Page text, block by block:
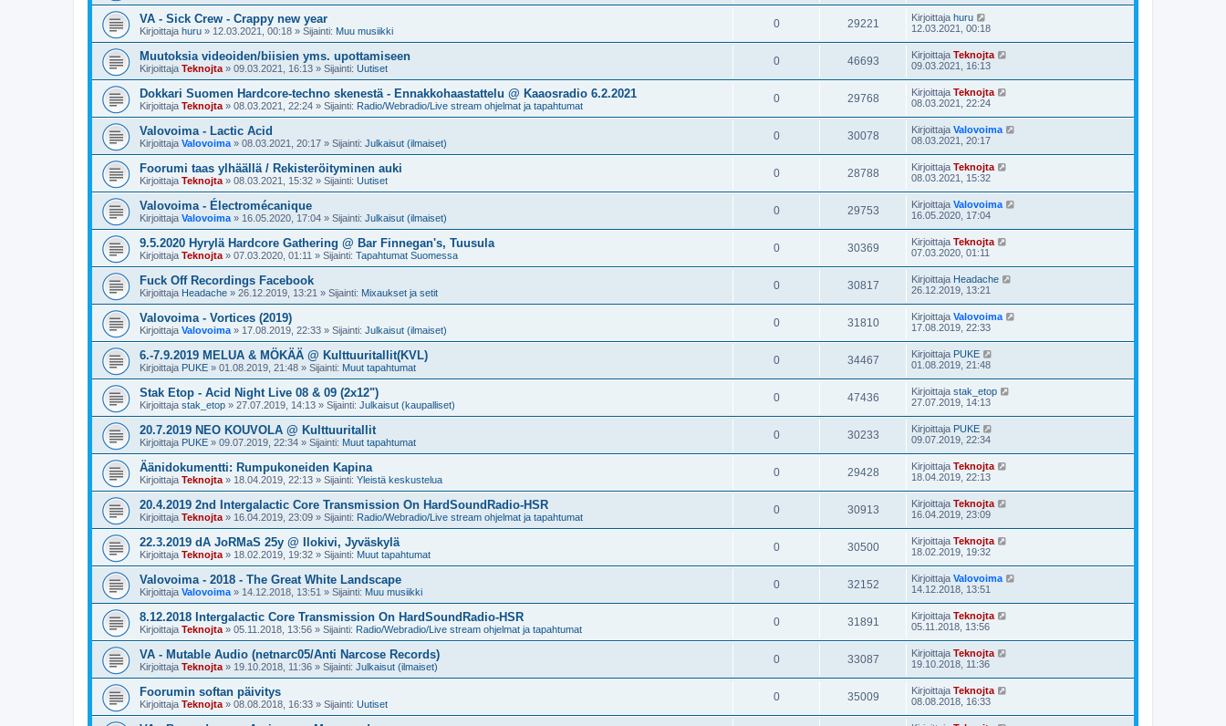
VA - Sick Crew - Crappy new year
Kirjoittaja huru » 12.03.2021, 00:18 » Sijainti: Muu musiikki
0 29221 Kirjoittaja huru
12.03.2021, 00:18
Muutoksia videoiden/biisien yms. upottamiseen
Kirjoittaja Teknojta » 09.03.2021, 16:13 » Sijainti: Uutiset
0 46693 Kirjoittaja Teknojta
09.03.2021, 16:13
Dokkari Suomen Hardcore-techno skenestä - Ennakkohaastattelu @ Kaaosradio 6.2.2021
Kirjoittaja Teknojta » 08.03.2021, 22:24 » Sijainti: Radio/Webradio/Live stream ohjelmat ja tapahtumat
0 29768 Kirjoittaja Teknojta
08.03.2021, 22:24
Valovoima - Lactic Acid
Kirjoittaja Valovoima » 08.03.2021, 20:17 » Sijainti: Julkaisut (ilmaiset)
0 30078 Kirjoittaja Valovoima
08.03.2021, 20:17
Foorumi taas ylhäällä / Rekisteröityminen auki
Kirjoittaja Teknojta » 08.03.2021, 15:32 » Sijainti: Uutiset
0 28788 Kirjoittaja Teknojta
08.03.2021, 15:32
Valovoima - Électromécanique
Kirjoittaja Valovoima » 16.05.2020, 17:04 » Sijainti: Julkaisut (ilmaiset)
0 29753 Kirjoittaja Valovoima
16.05.2020, 17:04
9.5.2020 Hyrylä Hardcore Gathering @ Bar Finnegan's, Tuusula
Kirjoittaja Teknojta » 07.03.2020, 01:11 » Sijainti: Tapahtumat Suomessa
0 30369 Kirjoittaja Teknojta
07.03.2020, 01:11
Fuck Off Recordings Facebook
Kirjoittaja Headache » 26.12.2019, 13:21 » Sijainti: Mixaukset ja setit
0 30817 Kirjoittaja Headache
26.12.2019, 13:21
Valovoima - Vortices (2019)
Kirjoittaja Valovoima » 17.08.2019, 22:33 » Sijainti: Julkaisut (ilmaiset)
0 31810 Kirjoittaja Valovoima
17.08.2019, 22:33
6.-7.9.2019 MELUA & MÖKÄÄ @ Kulttuuritallit(KVL)
Kirjoittaja PUKE » 01.08.2019, 21:48 » Sijainti: Muut tapahtumat
0 34467 Kirjoittaja PUKE
01.08.2019, 21:48
Stak Etop - Acid Night Live 08 & 09 (2x12")
Kirjoittaja stak_etop » 27.07.2019, 14:13 » Sijainti: Julkaisut (kaupalliset)
0 47436 Kirjoittaja stak_etop
27.07.2019, 14:13
20.7.2019 NEO KOUVOLA @ Kulttuuritallit
Kirjoittaja PUKE » 09.07.2019, 22:34 » Sijainti: Muut tapahtumat
0 30233 Kirjoittaja PUKE
09.07.2019, 22:34
Äänidokumentti: Rumpukoneiden Kapina
Kirjoittaja Teknojta » 18.04.2019, 22:13 » Sijainti: Yleistä keskustelua
0 29428 Kirjoittaja Teknojta
18.04.2019, 22:13
20.4.2019 2nd Intergalactic Core Transmission On HardSoundRadio-HSR
Kirjoittaja Teknojta » 16.04.2019, 23:09 » Sijainti: Radio/Webradio/Live stream ohjelmat ja tapahtumat
0 30913 Kirjoittaja Teknojta
16.04.2019, 23:09
22.3.2019 dA JoRMaS 25y @ Ilokivi, Jyväskylä
Kirjoittaja Teknojta » 18.02.2019, 19:32 » Sijainti: Muut tapahtumat
0 30500 Kirjoittaja Teknojta
18.02.2019, 19:32
Valovoima - 2018 - The Great White Landscape
Kirjoittaja Valovoima » 14.12.2018, 13:51 » Sijainti: Muu musiikki
0 32152 Kirjoittaja Valovoima
14.12.2018, 13:51
8.12.2018 Intergalactic Core Transmission On HardSoundRadio-HSR
Kirjoittaja Teknojta » 05.11.2018, 13:56 » Sijainti: Radio/Webradio/Live stream ohjelmat ja tapahtumat
0 31891 Kirjoittaja Teknojta
05.11.2018, 13:56
VA - Mutable Audio (netnarc05/Anti Narcose Records)
Kirjoittaja Teknojta » 19.10.2018, 11:36 » Sijainti: Julkaisut (ilmaiset)
0 33087 Kirjoittaja Teknojta
19.10.2018, 11:36
Foorumin softan päivitys
Kirjoittaja Teknojta » 08.08.2018, 16:33 » Sijainti: Uutiset
0 35009 Kirjoittaja Teknojta
08.08.2018, 16:33